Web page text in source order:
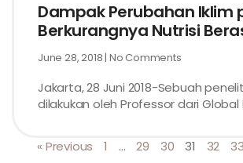
Dampak Perubahan Iklim
Berkurangnya Nutrisi
June 28, 2018 No Comments
Jakarta, 28 Juni 2018-Sebuah
dilakukan oleh Professor dari
« Previous 1 … 29 30 31 32 33